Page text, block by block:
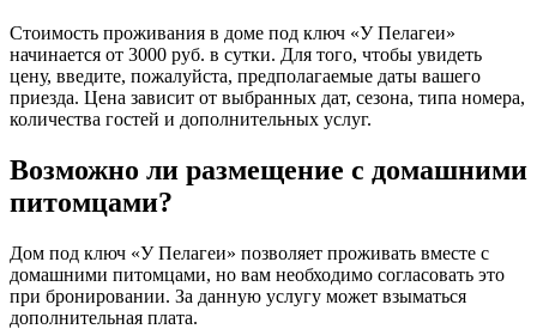
Стоимость проживания в доме под ключ «У Пелагеи»
начинается от 3000 руб. в сутки. Для того, чтобы увидеть
цену, введите, пожалуйста, предполагаемые даты вашего
приезда. Цена зависит от выбранных дат, сезона, типа номера,
количества гостей и дополнительных услуг.
Возможно ли размещение с домашними
питомцами?
Дом под ключ «У Пелагеи» позволяет проживать вместе с
домашними питомцами, но вам необходимо согласовать это
при бронировании. За данную услугу может взыматься
дополнительная плата.